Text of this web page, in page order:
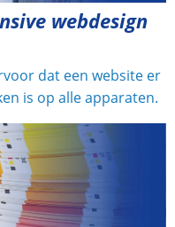
webdesign
dat een website er
is op alle apparaten.